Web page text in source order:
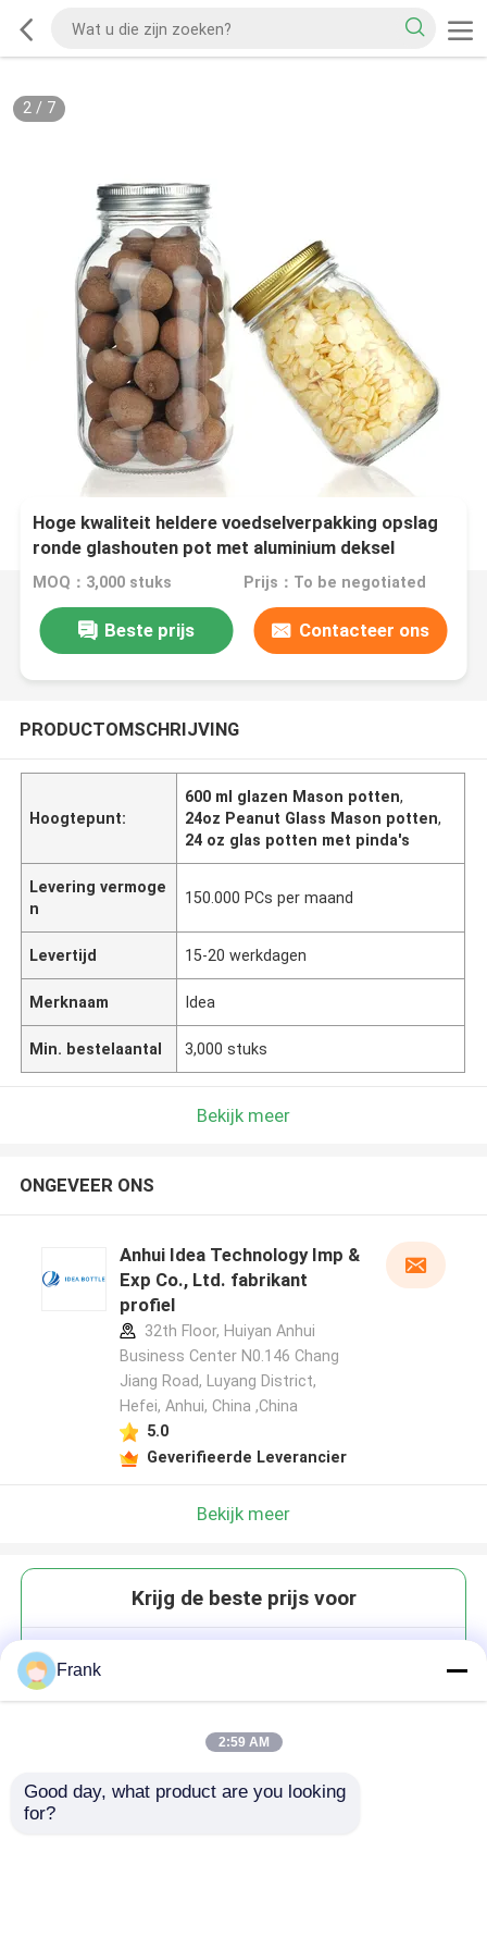
2/ 7
Hoge kwaliteit heldere voedselverpakking opslag
ronde glashouten pot met aluminium deksel
MOQ：3,000 stuks Prijs：To be negotiated
Beste prijs Contacteer ons
PRODUCTOMSCHRIJVING
Hoogtepunt:
600 ml glazen Mason potten,
24oz Peanut Glass Mason potten,
24 oz glas potten met pinda's
Levering vermoge
n
150.000 PCs per maand
Levertijd 15-20 werkdagen
Merknaam Idea
Min. bestelaantal 3,000 stuks
Bekijk meer
ONGEVEER ONS
Anhui Idea Technology Imp &
Exp Co., Ltd. fabrikant
profiel
32th Floor, Huiyan Anhui
Business Center N0.146 Chang
Jiang Road, Luyang District,
Hefei, Anhui, China ,China
5.0
Geverifieerde Leverancier
Bekijk meer
Krijg de beste prijs voor
deksel
Frank
2:59 AM
Good day, what product are you looking
for?